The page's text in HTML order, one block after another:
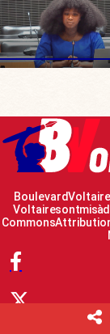
Boulevard Voltaire
Voltaire sont mis à
Commons Attribution